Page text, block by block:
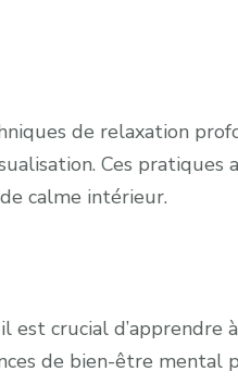
de relaxation
Ces pratiques
calme intérieur.
est crucial d’apprendre
de bien-être mental